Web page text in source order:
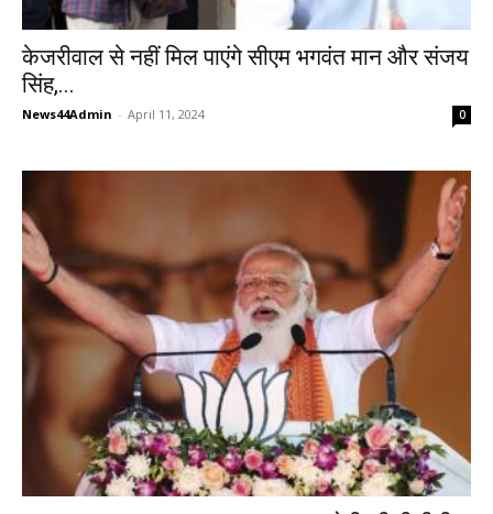
केजरीवाल से नहीं मिल पाएंगे सीएम भगवंत मान और संजय
सिंह,...
News44Admin - April 11, 2024 0